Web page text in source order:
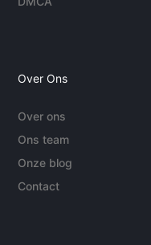
Over Ons
Over ons
Ons team
Onze blog
Contact